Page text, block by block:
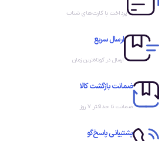
پرداخت با کارت‌های شتاب
ارسال سریع
ارسال در کوتاه‌ترین زمان
ضمانت بازگشت کالا
ضمانت تا حداکثر ۷ روز
پشتیبانی پاسخ‌گو